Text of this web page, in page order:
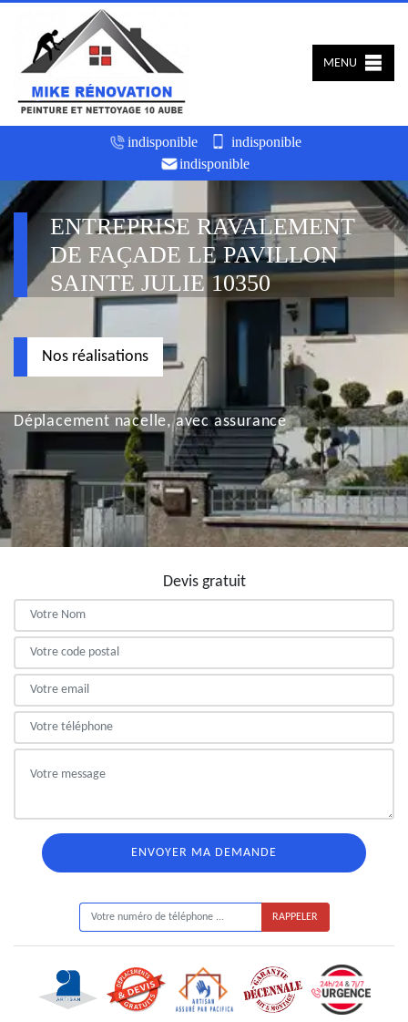
indisponible
indisponible
indisponible
MENU
ENTREPRISE RAVALEMENT
DE FAÇADE LE PAVILLON
SAINTE JULIE 10350
Nos réalisations
Déplacement nacelle, avec assurance
Devis gratuit